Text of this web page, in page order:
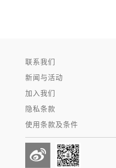
联系我们
新闻与活动
加入我们
隐私条款
使用条款及条件